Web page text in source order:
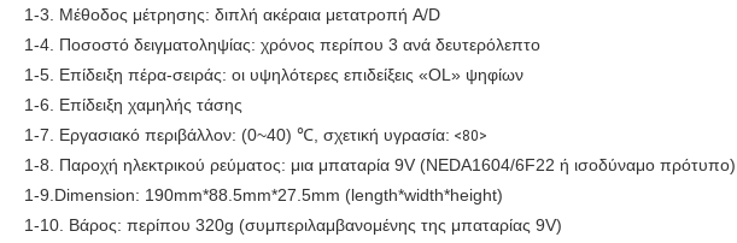
1-3. Μέθοδος μέτρησης: διπλή ακέραια μετατροπή A/D
1-4. Ποσοστό δειγματοληψίας: χρόνος περίπου 3 ανά δευτερόλεπτο
1-5. Επίδειξη πέρα-σειράς: οι υψηλότερες επιδείξεις «OL» ψηφίων
1-6. Επίδειξη χαμηλής τάσης
1-7. Εργασιακό περιβάλλον: (0~40) ℃, σχετική υγρασία: <80>
1-8. Παροχή ηλεκτρικού ρεύματος: μια μπαταρία 9V (NEDA1604/6F22 ή ισοδύναμο πρότυπο)
1-9.Dimension: 190mm*88.5mm*27.5mm (length*width*height)
1-10. Βάρος: περίπου 320g (συμπεριλαμβανομένης της μπαταρίας 9V)